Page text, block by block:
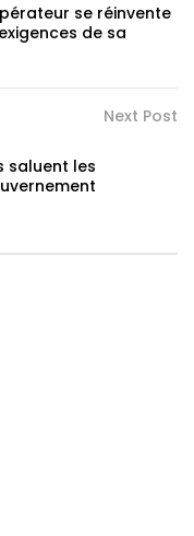
se réinvente
de sa
Next Post
saluent les